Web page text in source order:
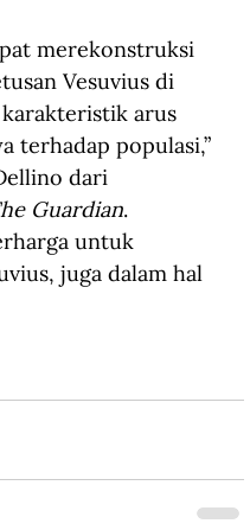
merekonstruksi
Vesuvius di
arus
terhadap populasi,”
dari
Guardian.
untuk
juga dalam hal